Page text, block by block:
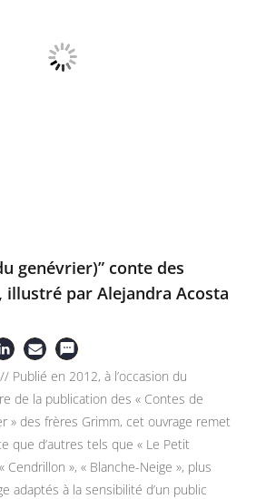
genévrier)” conte des
par Alejandra Acosta
Publié en 2012, à l’occasion du
de la publication des « Contes de
» des frères Grimm, cet ouvrage remet
que d’autres tels que « Le Petit
Cendrillon », « Blanche-Neige », plus
adaptés à la sensibilité d’un public